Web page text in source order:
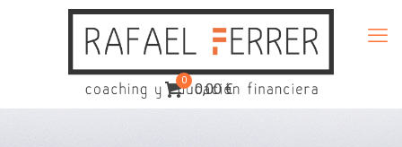
0
0,00 €